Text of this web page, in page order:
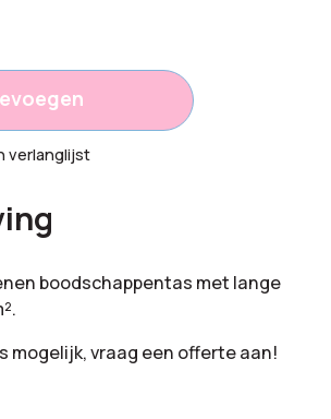
verlanglijst
boodschappentas met lange
mogelijk, vraag een offerte aan!